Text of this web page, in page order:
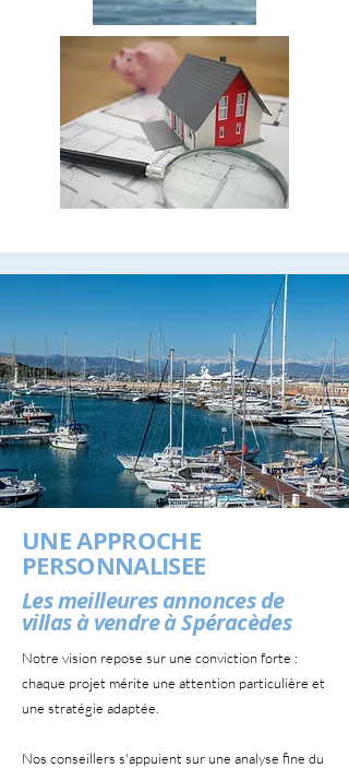
UNE APPROCHE
PERSONNALISEE
Les meilleures annonces de
villas à vendre à Spéracèdes
Notre vision repose sur une conviction forte :
chaque projet mérite une attention particulière et
une stratégie adaptée.
Nos conseillers s'appuient sur une analyse fine du